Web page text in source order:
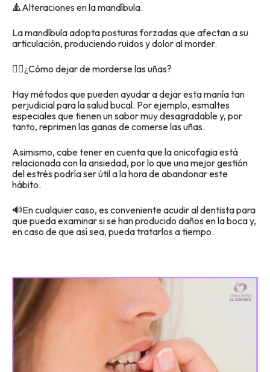
🔺Alteraciones en la mandíbula.
La mandíbula adopta posturas forzadas que afectan a su
articulación, produciendo ruidos y dolor al morder.
👉🏽¿Cómo dejar de morderse las uñas?
Hay métodos que pueden ayudar a dejar esta manía tan
perjudicial para la salud bucal. Por ejemplo, esmaltes
especiales que tienen un sabor muy desagradable y, por
tanto, reprimen las ganas de comerse las uñas.
Asimismo, cabe tener en cuenta que la onicofagia está
relacionada con la ansiedad, por lo que una mejor gestión
del estrés podría ser útil a la hora de abandonar este
hábito.
🔊En cualquier caso, es conveniente acudir al dentista para
que pueda examinar si se han producido daños en la boca y,
en caso de que así sea, pueda tratarlos a tiempo.